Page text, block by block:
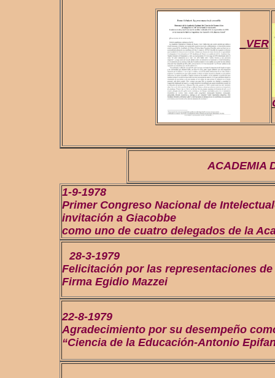
_VER
ACADEMIA
1-9-1978
Primer Congreso Nacional de
invitación a Giacobbe
como uno de cuatro delegados de la
28-3-1979
Felicitación por las representaciones
Firma Egidio Mazzei
22-8-1979
Agradecimiento por su desempeño
“Ciencia de la Educación-Antonio